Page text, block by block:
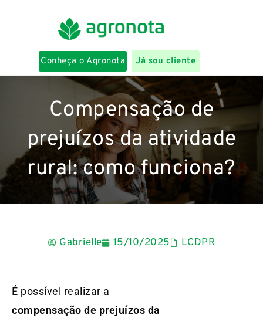
Conheça o Agronota Já sou cliente
Compensação de
prejuízos da atividade
rural: como funciona?
Gabrielle 15/10/2025 LCDPR
É possível realizar a
compensação de prejuízos da